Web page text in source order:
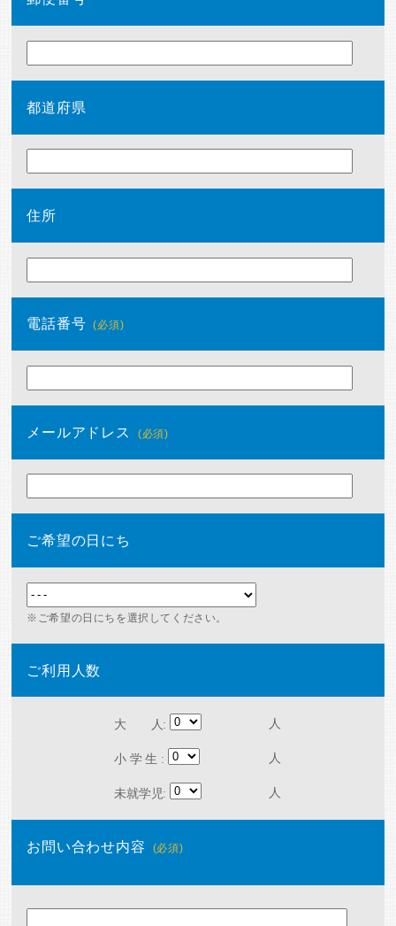
都道府県
住所
電話番号 (必須)
メールアドレス (必須)
ご希望の日にち
ご希望の日にちを選択してください。
ご利用人数
大 人: 人
小 学 生 : 人
未就学児: 人
お問い合わせ内容 (必須)